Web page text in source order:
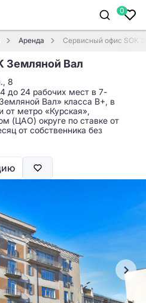
0
Аренда Сервисный офис SOK
Земляной Вал
8
до 24 рабочих мест в 7-
Вал» класса B+, в
от метро «Курская»,
(ЦАО) округе по ставке от
от собственника без